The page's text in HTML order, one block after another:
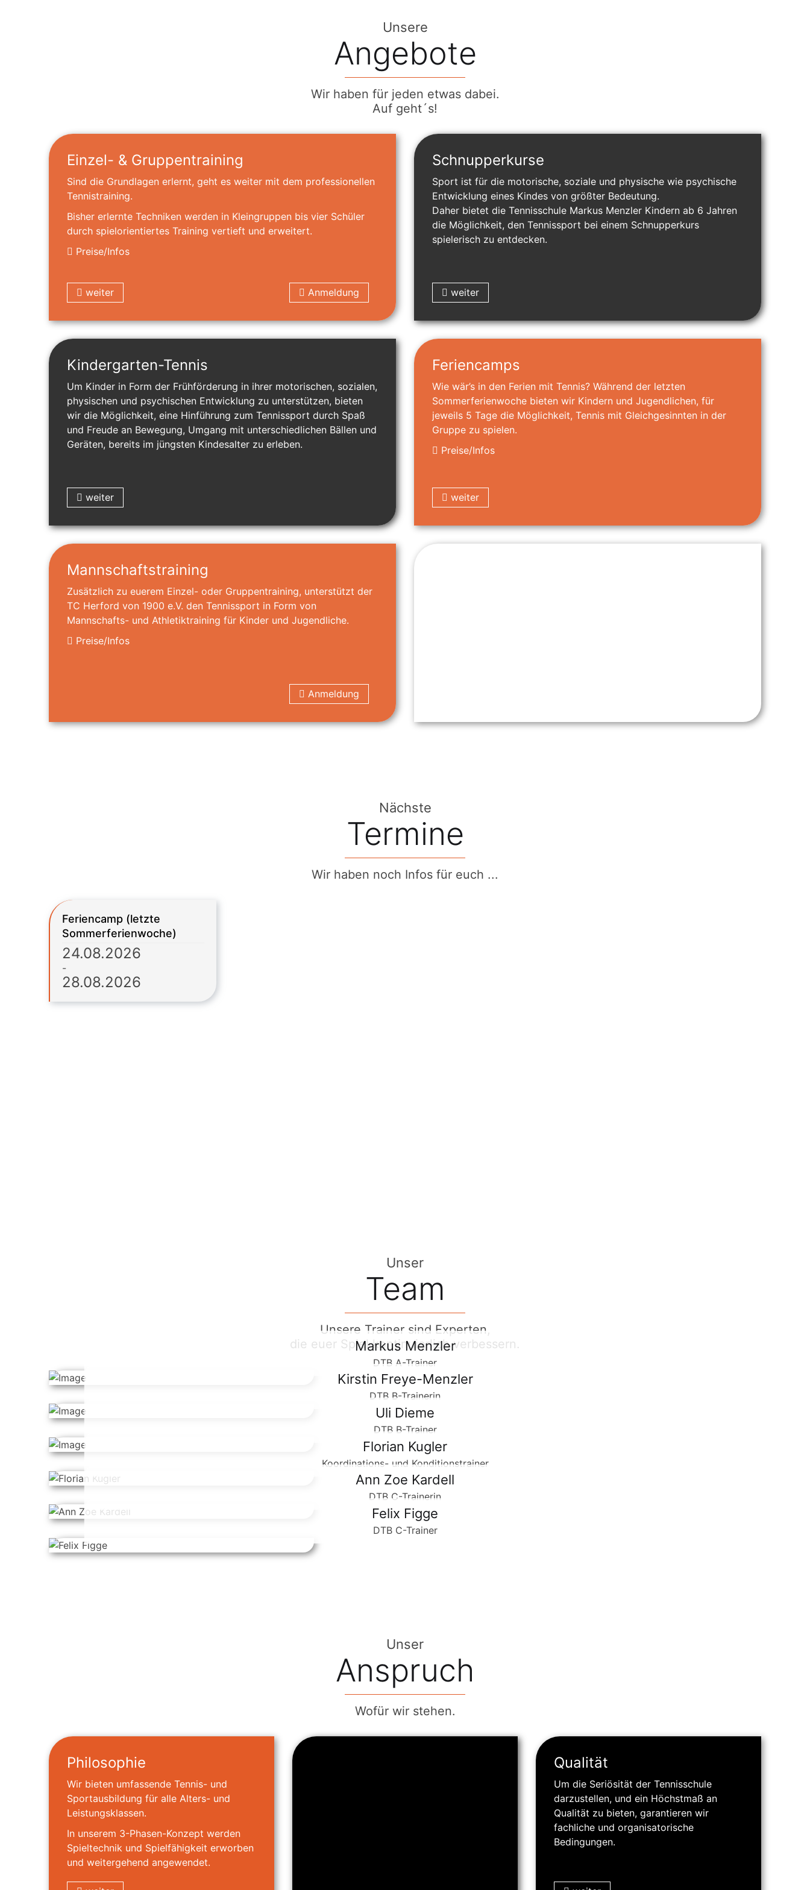
Unsere
Angebote
Wir haben für jeden etwas dabei.
Auf geht´s!
Einzel- & Gruppentraining
Sind die Grundlagen erlernt, geht es weiter mit dem professionellen
Tennistraining.
Bisher erlernte Techniken werden in Kleingruppen bis vier Schüler
durch spielorientiertes Training vertieft und erweitert.
Preise/Infos
weiter Anmeldung
Schnupperkurse
Sport ist für die motorische, soziale und physische wie psychische
Entwicklung eines Kindes von größter Bedeutung.
Daher bietet die Tennisschule Markus Menzler Kindern ab 6 Jahren
die Möglichkeit, den Tennissport bei einem Schnupperkurs
spielerisch zu entdecken.
weiter
Kindergarten-Tennis
Um Kinder in Form der Frühförderung in ihrer motorischen, sozialen,
physischen und psychischen Entwicklung zu unterstützen, bieten
wir die Möglichkeit, eine Hinführung zum Tennissport durch Spaß
und Freude an Bewegung, Umgang mit unterschiedlichen Bällen und
Geräten, bereits im jüngsten Kindesalter zu erleben.
weiter
Feriencamps
Wie wär’s in den Ferien mit Tennis? Während der letzten
Sommerferienwoche bieten wir Kindern und Jugendlichen, für
jeweils 5 Tage die Möglichkeit, Tennis mit Gleichgesinnten in der
Gruppe zu spielen.
Preise/Infos
weiter
Mannschaftstraining
Zusätzlich zu euerem Einzel- oder Gruppentraining, unterstützt der
TC Herford von 1900 e.V. den Tennissport in Form von
Mannschafts- und Athletiktraining für Kinder und Jugendliche.
Preise/Infos
Anmeldung
Nächste
Termine
Wir haben noch Infos für euch ...
Feriencamp (letzte
Sommerferienwoche)
24.08.2026
-
28.08.2026
Unser
Team
Unsere Trainer sind Experten,
die euer Spiel kontinuierlich verbessern.
Markus Menzler
DTB A-Trainer
Kirstin Freye-Menzler
DTB B-Trainerin
Uli Dieme
DTB B-Trainer
Florian Kugler
Koordinations- und Konditionstrainer
Ann Zoe Kardell
DTB C-Trainerin
Felix Figge
DTB C-Trainer
Unser
Anspruch
Wofür wir stehen.
Philosophie
Wir bieten umfassende Tennis- und
Sportausbildung für alle Alters- und
Leistungsklassen.
In unserem 3-Phasen-Konzept werden
Spieltechnik und Spielfähigkeit erworben
und weitergehend angewendet.
Qualität
Um die Seriösität der Tennisschule
darzustellen, und ein Höchstmaß an
Qualität zu bieten, garantieren wir
fachliche und organisatorische
Bedingungen.